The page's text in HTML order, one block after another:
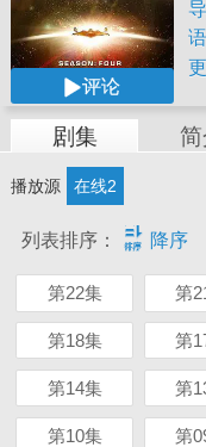
评论
剧集
播放源 在线2
列表排序：  降序
第22集 第
第18集 第
第14集 第
第10集 第